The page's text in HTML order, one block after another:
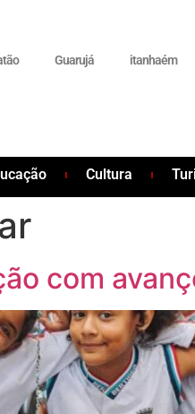
Guarujá itanhaém
Cultura
com